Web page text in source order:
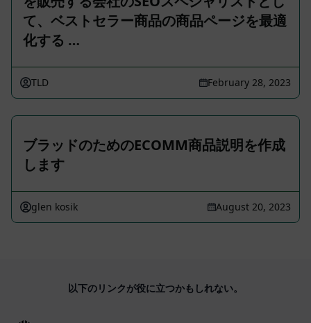
て、ベストセラー商品の商品ページを最適
化する …
TLD February 28, 2023
ブラッドのためのECOMM商品説明を作成
します
glen kosik August 20, 2023
以下のリンクが役に立つかもしれない。